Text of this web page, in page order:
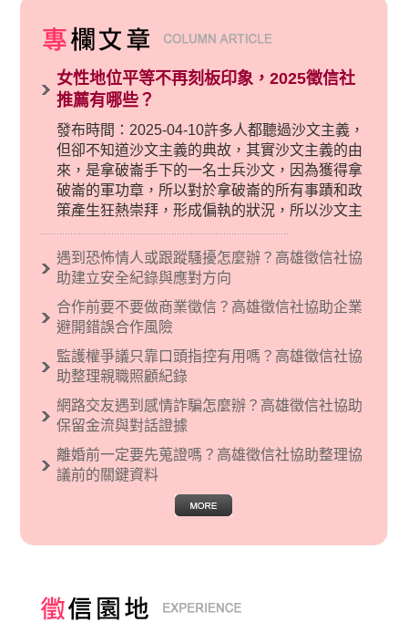
女性地位平等不再刻板印象，2025徵信社
推薦有哪些？
發布時間：2025-04-10許多人都聽過沙文主義，
但卻不知道沙文主義的典故，其實沙文主義的由
來，是拿破崙手下的一名士兵沙文，因為獲得拿
破崙的軍功章，所以對於拿破崙的所有事蹟和政
策產生狂熱崇拜，形成偏執的狀況，所以沙文主
義後來就被拿來暗指偏見和歧視，而且有沙文主
義傾向的人，通常對於自己的國家和民族有超強
烈的卓越感，因而瞧不起其他國家的人，所以沙
現了男性沙文…
遇到恐怖情人或跟蹤騷擾怎麼辦？高雄徵信社協
助建立安全紀錄與應對方向
合作前要不要做商業徵信？高雄徵信社協助企業
避開錯誤合作風險
監護權爭議只靠口頭指控有用嗎？高雄徵信社協
助整理親職照顧紀錄
網路交友遇到感情詐騙怎麼辦？高雄徵信社協助
保留金流與對話證據
離婚前一定要先蒐證嗎？高雄徵信社協助整理協
議前的關鍵資料